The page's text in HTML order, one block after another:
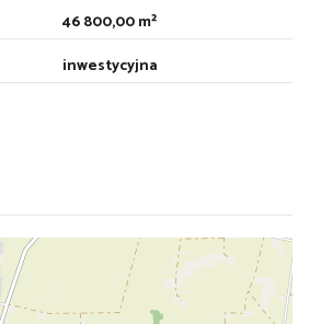
46 800,00 m²
inwestycyjna